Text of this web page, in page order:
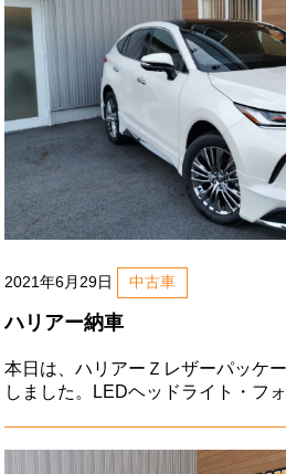
2021年6月29日 中古車
ハリアー納車
本日は、ハリアーＺレザーパッケ
しました。LEDヘッドライト・フ